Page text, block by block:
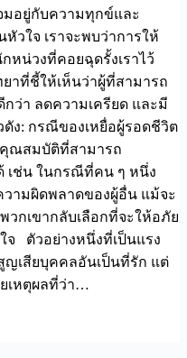
มอยู่กับความทุกข์และ
หัวใจ เราจะพบว่าการให้
หน่วงที่คอยฉุดรั้งเราไว้
าที่ชี้ให้เห็นว่าผู้ที่สามารถ
ว่า ลดความเครียด และมี
ง: กรณีของเหยื่อผู้รอดชีวิต
คุณสมบัติที่สามารถ
เช่น ในกรณีที่คน ๆ หนึ่ง
ามผิดพลาดของผู้อื่น แม้จะ
วกเขากลับเลือกที่จะให้อภัย
จ ตัวอย่างหนึ่งที่เป็นแรง
ญเสียบุคคลอันเป็นที่รัก แต่
เหตุผลที่ว่า…